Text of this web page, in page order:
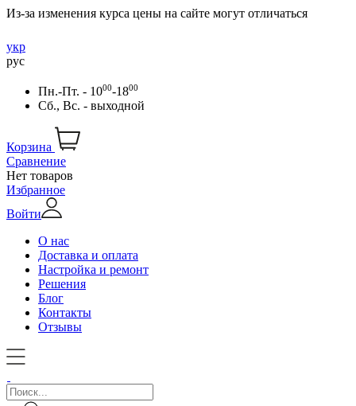
Из-за изменения курса цены на сайте могут отличаться
укр
рус
Пн.-Пт. - 1000-1800
Сб., Вс. - выходной
Корзина
Сравнение
Нет товаров
Избранное
Войти
О нас
Доставка и оплата
Настройка и ремонт
Решения
Блог
Контакты
Отзывы